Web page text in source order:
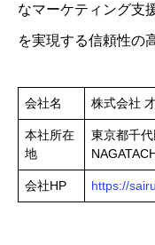
なマーケティング支
を実現する信頼性の
会社名 株式会社
本社所在
地
東京都千
会社HP https://